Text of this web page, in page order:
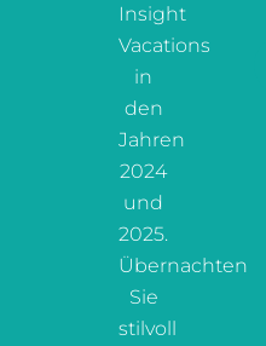
Insight
Vacations
in
den
Jahren
2024
und
2025.
Übernachten
Sie
stilvoll